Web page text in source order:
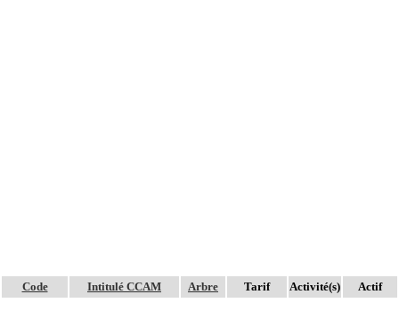
Code Intitulé CCAM Arbre Tarif Activité(s) Actif